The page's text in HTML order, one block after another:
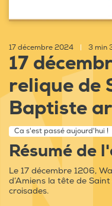
17 décembre 2024 3 min
17
relique de
Baptiste
Ca s'est passé aujourd'hui !
Résumé de
Le 17 décembre 1206,
d’Amiens la tête de
croisades.